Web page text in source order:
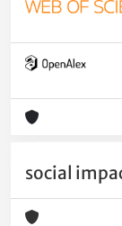
social